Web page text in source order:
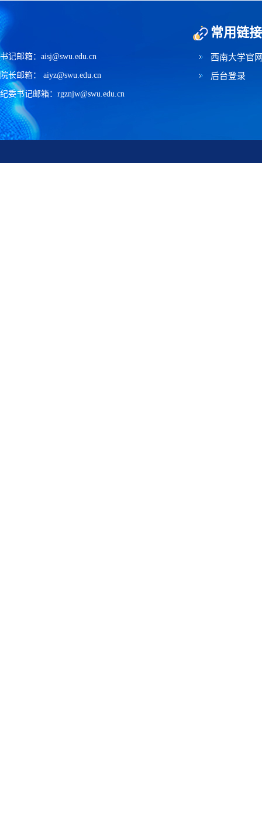
书记邮箱：aisj@swu.edu.cn
院长邮箱： aiyz@swu.edu.cn
纪委书记邮箱：rgznjw@swu.edu.cn
常用链接
西南大学官
后台登录